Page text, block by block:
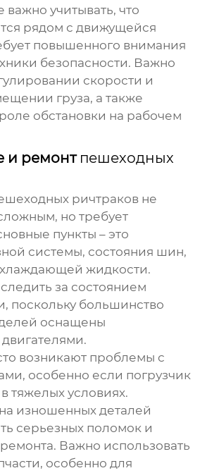
важно учитывать, что
рядом с движущейся
повышенного внимания
безопасности. Важно
скорости и
груза, а также
обстановки на рабочем
и ремонт пешеходных
ричтраков не
но требует
пункты – это
системы, состояния шин,
жидкости.
за состоянием
поскольку большинство
оснащены
возникают проблемы с
особенно если погрузчик
тяжелых условиях.
изношенных деталей
серьезных поломок и
Важно использовать
особенно для